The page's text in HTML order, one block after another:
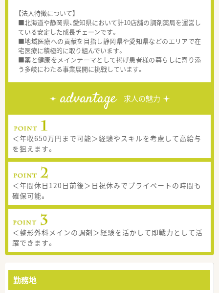
【法人特徴について】
■北海道や静岡県、愛知県において計10店舗の調剤薬局を運営し
ている安定した成長チェーンです。
■地域医療への貢献を目指し静岡県や愛知県などのエリアで在
宅医療に積極的に取り組んでいます。
■薬と健康をメインテーマとして掲げ患者様の暮らしに寄り添
う多岐にわたる事業展開に挑戦しています。
advantage 求人の魅力
＜年収650万円まで可能＞経験やスキルを考慮して高給与
を狙えます。
＜年間休日120日前後＞日祝休みでプライベートの時間も
確保可能。
＜整形外科メインの調剤＞経験を活かして即戦力として活
躍できます。
勤務地